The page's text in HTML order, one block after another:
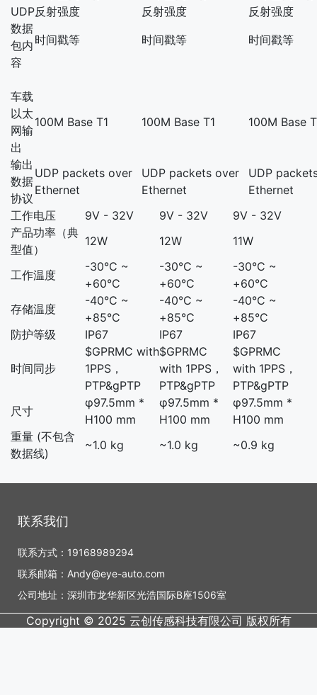
UDP
数据
包内
容
反射强度
时间戳等
反射强度
时间戳等
反射强度
时间戳等
车载
以太
网输
出
100M Base T1 100M Base T1 100M Base
输出
数据
协议
UDP packets over
Ethernet
UDP packets over
Ethernet
UDP
Ethernet
工作电压
9V - 32V 9V - 32V
9V - 32V
产品功率（典
型值）
12W 12W 11W
工作温度
-30°C ~
+60°C
-30°C ~
+60°C
-30°C ~
+60°C
存储温度
-40°C ~
+85°C
-40°C ~
+85°C
-40°C ~
+85°C
防护等级
IP67 IP67 IP67
时间同步
$GPRMC with
1PPS，
PTP&gPTP
$GPRMC
with 1PPS，
PTP&gPTP
$GPRMC
with 1PPS，
PTP&gPTP
尺寸
φ97.5mm *
H100 mm
φ97.5mm *
H100 mm
φ97.5mm *
H100 mm
重量 (不包含
数据线)
~1.0 kg ~1.0 kg ~0.9 kg
联系我们
联系方式：19168989294
联系邮箱：Andy@eye-auto.com
公司地址：深圳市龙华新区光浩国际B座1506室
Copyright © 2025 云创传感科技有限公司 版权所有